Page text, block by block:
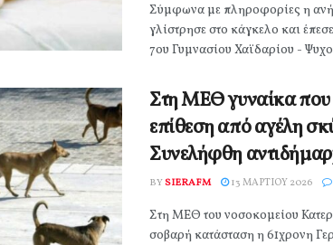
Σύμφωνα με πληροφορίες η
γλίστρησε στο κάγκελο και
7ου Γυμνασίου Χαϊδαρίου -
Στη ΜΕΘ γυναίκα που
επίθεση από αγέλη
Συνελήφθη
BYSIERAFM 13 ΜΑΡΤΊΟΥ 2026
Στη ΜΕΘ του νοσοκομείου
σοβαρή κατάσταση η 61χρονη